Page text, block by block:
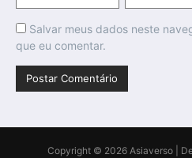
Salvar meus dados neste
que eu comentar.
Copyright © 2026 Asiaverso |